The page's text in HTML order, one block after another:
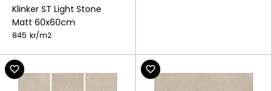
Klinker ST Light Stone
Matt 60x60cm
845 kr/m2